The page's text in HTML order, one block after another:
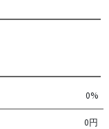
0%
0円